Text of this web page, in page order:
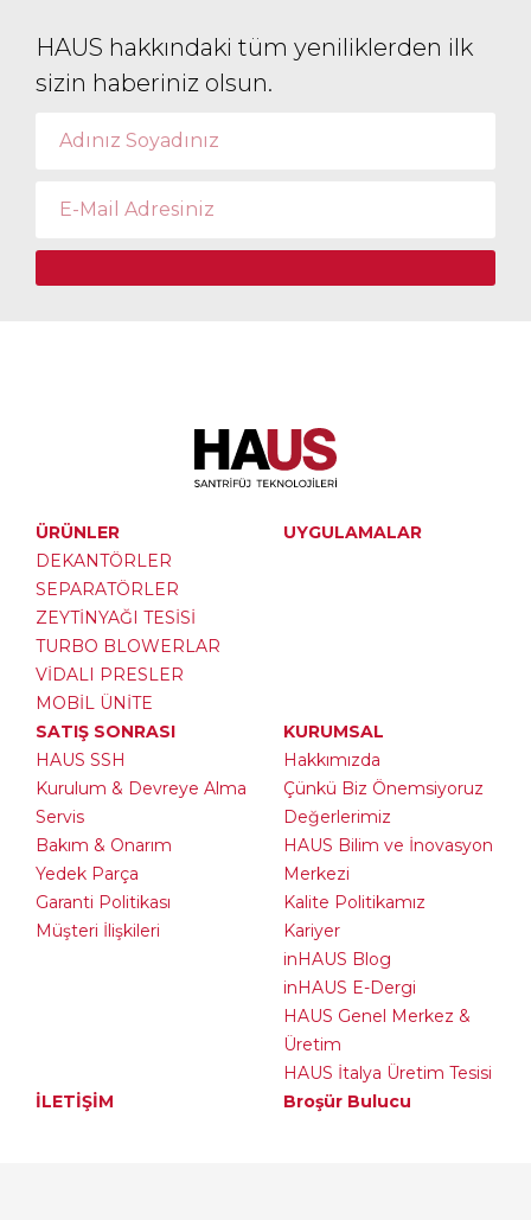
HAUS hakkındaki tüm yeniliklerden ilk
sizin haberiniz olsun.
ÜRÜNLER
DEKANTÖRLER
SEPARATÖRLER
ZEYTİNYAĞI TESİSİ
TURBO BLOWERLAR
VİDALI PRESLER
MOBİL ÜNİTE
UYGULAMALAR
SATIŞ SONRASI
HAUS SSH
Kurulum & Devreye Alma
Servis
Bakım & Onarım
Yedek Parça
Garanti Politikası
Müşteri İlişkileri
KURUMSAL
Hakkımızda
Çünkü Biz Önemsiyoruz
Değerlerimiz
HAUS Bilim ve İnovasyon
Merkezi
Kalite Politikamız
Kariyer
inHAUS Blog
inHAUS E-Dergi
HAUS Genel Merkez &
Üretim
HAUS İtalya Üretim Tesisi
İLETİŞİM
Broşür Bulucu